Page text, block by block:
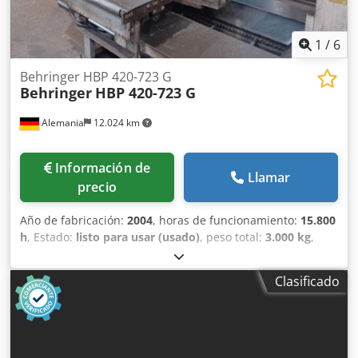
1 / 6
Alemania 12.024 km
Behringer HBP 420-723 G
Behringer HBP 420-723 G
Información de
precio
Llamar
Año de fabricación: 2004, horas de funcionamiento: 15.800
h, Estado: listo para usar (usado), peso total: 3.000 kg,
Esta sierra de cinta para metal Behringer HBP 420-723 G se
fabricó en 2004. Cuenta con una cinta transportadora de
rodillos motorizada Silberland B 660 / 15 m de 2010 y ha
funcionado durante aproximadamente 15 800 horas. La
sierra ofrece una velocidad de corte de 10-120 m/min y
Clasificado